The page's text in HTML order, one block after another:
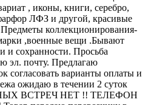
, иконы, книги, серебро,
ЛФЗ и другой, красивые
коллекционирования-
,военные вещи .Бывают
и сохранности. Просьба
эл. почту. Предлагаю
согласовать варианты оплаты и
ожидаю в течении 2 суток
ВСТРЕЧ НЕТ !! ТЕЛЕФОН